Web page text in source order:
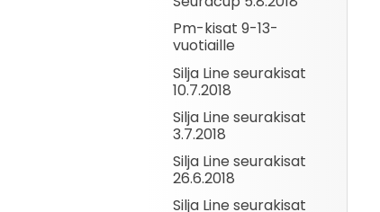
Pm-kisat 9-13-
vuotiaille
Silja Line seurakisat
10.7.2018
Silja Line seurakisat
3.7.2018
Silja Line seurakisat
26.6.2018
Silja Line seurakisat